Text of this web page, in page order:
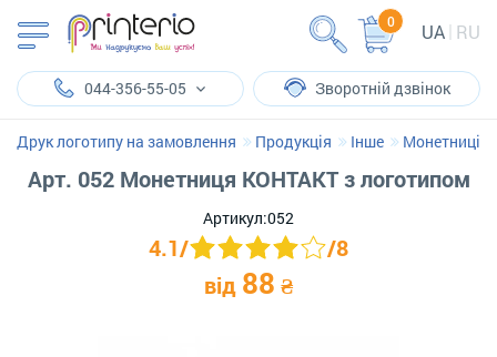
UA RU
0
044-356-55-05 Зворотній дзвінок
Друк логотипу на замовлення Продукція Інше Монетниці
Арт. 052 Монетниця КОНТАКТ з логотипом
Артикул:052
4.1/ /8
від 88 ₴